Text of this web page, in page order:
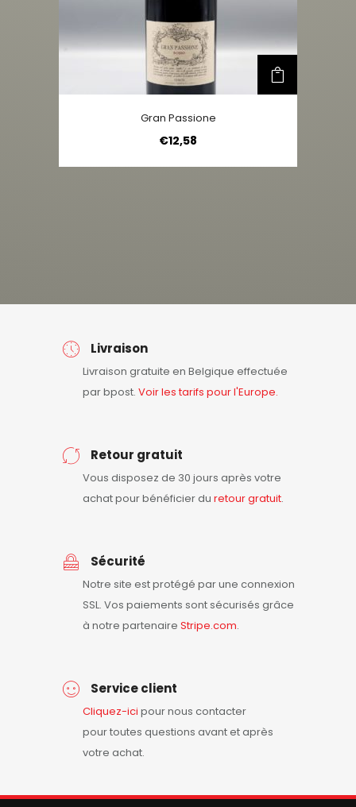
Gran Passione
€12,58
Livraison
Livraison gratuite en Belgique effectuée
par bpost. Voir les tarifs pour l'Europe.
Retour gratuit
Vous disposez de 30 jours après votre
achat pour bénéficier du retourgratuit.
Sécurité
Notre site est protégé par une connexion
SSL. Vos paiements sont sécurisés grâce
à notre partenaire Stripe.com.
Service client
Cliquez-ici pour nous contacter
pour toutes questions avant et après
votre achat.